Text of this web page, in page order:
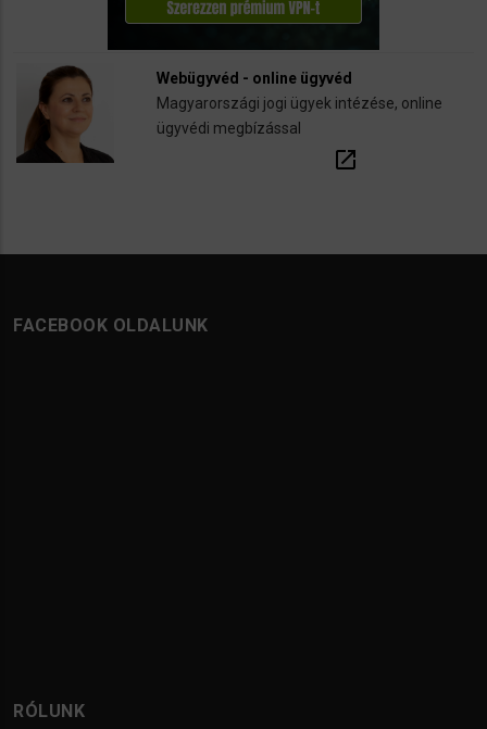
Webügyvéd - online ügyvéd
Magyarországi jogi ügyek intézése, online
ügyvédi megbízással
open_in_new
FACEBOOK OLDALUNK
RÓLUNK